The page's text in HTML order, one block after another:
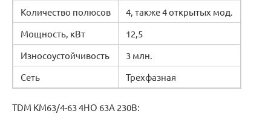
Количество полюсов
4, также 4 открытых мод.
Мощность, кВт
12,5
Износоустойчивость
3 млн.
Сеть
Трехфазная
TDM КМ63/4-63 4НО 63А 230В: